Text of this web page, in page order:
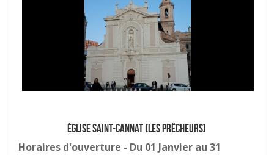
Église Saint-Cannat (les Prêcheurs)
Horaires d'ouverture - Du 01 Janvier au 31